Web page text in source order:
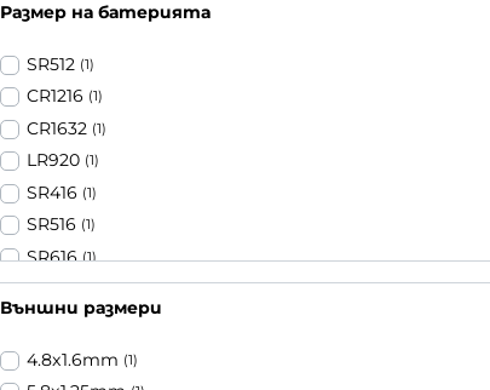
Размер на батерията
SR512 (1)
CR1216 (1)
CR1632 (1)
LR920 (1)
SR416 (1)
SR516 (1)
SR616 (1)
SR626 (1)
SR716 (1)
SR731 (1)
Външни размери
4.8x1.6mm (1)